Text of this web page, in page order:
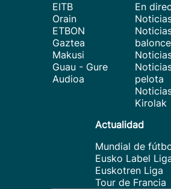
EITB
Orain
ETBON
Gaztea
Makusi
Guau - Gure
Audioa
En
pelota
Kirolak
Actualidad
Mundial de
Eusko Label
Euskotren Liga
Tour de Francia